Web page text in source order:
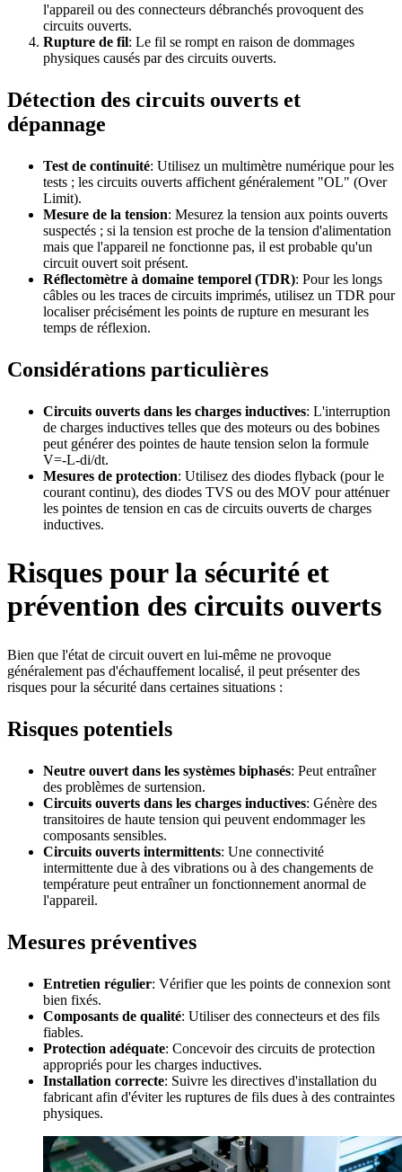
l'appareil ou des connecteurs débranchés provoquent des
circuits ouverts.
Rupture de fil: Le fil se rompt en raison de dommages
physiques causés par des circuits ouverts.
Détection des circuits ouverts et
dépannage
Test de continuité: Utilisez un multimètre numérique pour les
tests ; les circuits ouverts affichent généralement "OL" (Over
Limit).
Mesure de la tension: Mesurez la tension aux points ouverts
suspectés ; si la tension est proche de la tension d'alimentation
mais que l'appareil ne fonctionne pas, il est probable qu'un
circuit ouvert soit présent.
Réflectomètre à domaine temporel (TDR): Pour les longs
câbles ou les traces de circuits imprimés, utilisez un TDR pour
localiser précisément les points de rupture en mesurant les
temps de réflexion.
Considérations particulières
Circuits ouverts dans les charges inductives: L'interruption
de charges inductives telles que des moteurs ou des bobines
peut générer des pointes de haute tension selon la formule
V=-L-di/dt.
Mesures de protection: Utilisez des diodes flyback (pour le
courant continu), des diodes TVS ou des MOV pour atténuer
les pointes de tension en cas de circuits ouverts de charges
inductives.
Risques pour la sécurité et
prévention des circuits ouverts
Bien que l'état de circuit ouvert en lui-même ne provoque
généralement pas d'échauffement localisé, il peut présenter des
risques pour la sécurité dans certaines situations :
Risques potentiels
Neutre ouvert dans les systèmes biphasés: Peut entraîner
des problèmes de surtension.
Circuits ouverts dans les charges inductives: Génère des
transitoires de haute tension qui peuvent endommager les
composants sensibles.
Circuits ouverts intermittents: Une connectivité
intermittente due à des vibrations ou à des changements de
température peut entraîner un fonctionnement anormal de
l'appareil.
Mesures préventives
Entretien régulier: Vérifier que les points de connexion sont
bien fixés.
Composants de qualité: Utiliser des connecteurs et des fils
fiables.
Protection adéquate: Concevoir des circuits de protection
appropriés pour les charges inductives.
Installation correcte: Suivre les directives d'installation du
fabricant afin d'éviter les ruptures de fils dues à des contraintes
physiques.